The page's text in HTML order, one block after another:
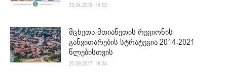
23.04.2018. 14:02
მცხეთა-მთიანეთის რეგიონის
განვითარების სტრატეგია 2014-2021
წლებისთვის
20.09.2017. 18:34